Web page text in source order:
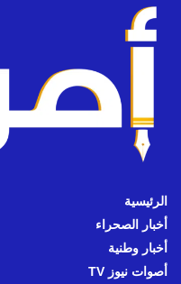
الرئيسية
أخبار الصحراء
أخبار وطنية
أصوات نيوز TV